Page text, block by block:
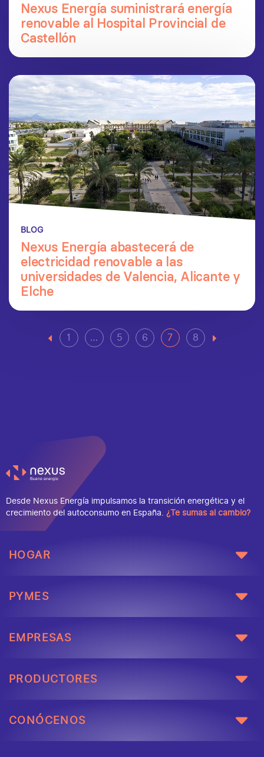
Nexus Energía suministrará energía
renovable al Hospital Provincial de
Castellón
BLOG
Nexus Energía abastecerá de
electricidad renovable a las
universidades de Valencia, Alicante y
Elche
1 … 5 6 7 8
Desde Nexus Energía impulsamos la transición energética y el
crecimiento del autoconsumo en España. ¿Te sumas al cambio?
HOGAR
PYMES
EMPRESAS
PRODUCTORES
CONÓCENOS